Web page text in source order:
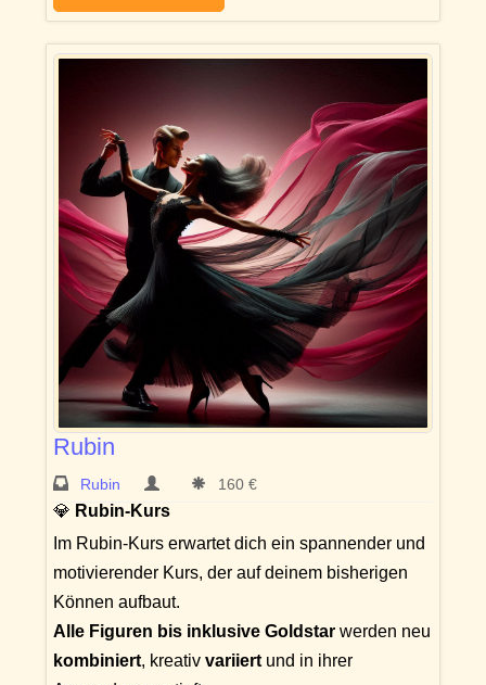
Rubin
Rubin 160 €
💎 Rubin-Kurs
Im Rubin-Kurs erwartet dich ein spannender und
motivierender Kurs, der auf deinem bisherigen
Können aufbaut.
Alle Figuren bis inklusive Goldstar werden neu
kombiniert, kreativ variiert und in ihrer